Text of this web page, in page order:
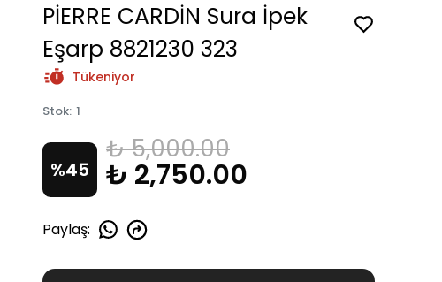
PİERRE CARDİN Sura İpek
Eşarp 8821230 323
Tükeniyor
Stok: 1
%45
₺ 5,000.00
₺ 2,750.00
Paylaş: